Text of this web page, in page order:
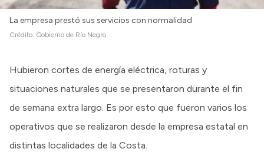
La empresa prestó sus servicios con normalidad
Crédito: Gobierno de Río Negro
Hubieron cortes de energía eléctrica, roturas y
situaciones naturales que se presentaron durante el fin
de semana extra largo. Es por esto que fueron varios los
operativos que se realizaron desde la empresa estatal en
distintas localidades de la Costa.